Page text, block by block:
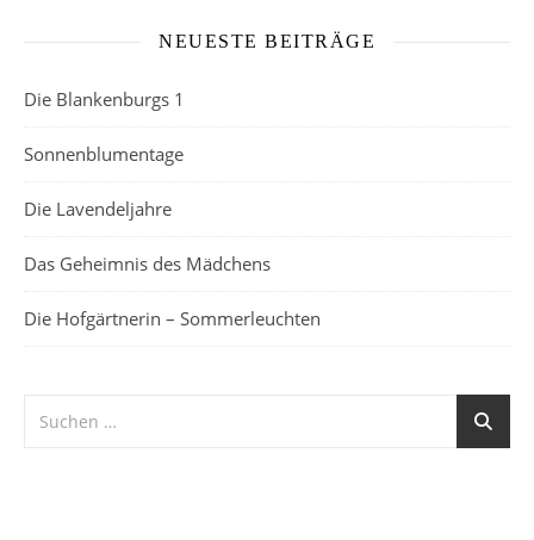
NEUESTE BEITRÄGE
Die Blankenburgs 1
Sonnenblumentage
Die Lavendeljahre
Das Geheimnis des Mädchens
Die Hofgärtnerin – Sommerleuchten